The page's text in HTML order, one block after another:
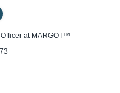
at MARGOT™